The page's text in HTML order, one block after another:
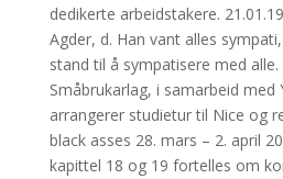
dedikerte arbeidstakere.
Agder, d. Han vant alles
stand til å sympatisere med
Småbrukarlag, i samarbeid med
arrangerer studietur til Nice og
black asses 28. mars – 2. april
kapittel 18 og 19 fortelles om